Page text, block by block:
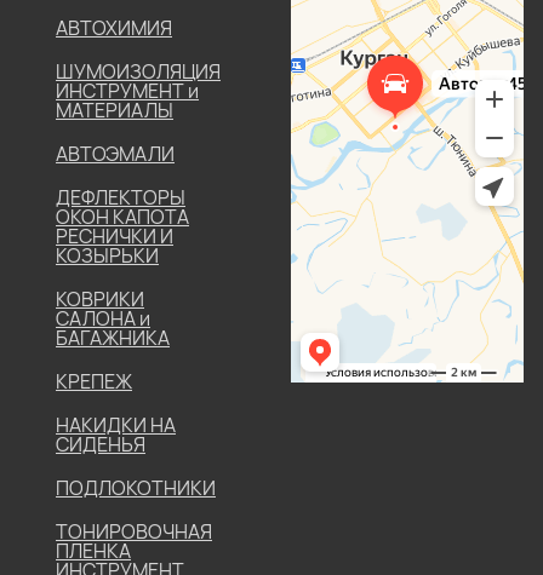
АВТОХИМИЯ
ШУМОИЗОЛЯЦИЯ
ИНСТРУМЕНТ и
МАТЕРИАЛЫ
АВТОЭМАЛИ
ДЕФЛЕКТОРЫ
ОКОН КАПОТА
РЕСНИЧКИ И
КОЗЫРЬКИ
КОВРИКИ
САЛОНА и
БАГАЖНИКА
КРЕПЕЖ
НАКИДКИ НА
СИДЕНЬЯ
ПОДЛОКОТНИКИ
ТОНИРОВОЧНАЯ
ПЛЕНКА